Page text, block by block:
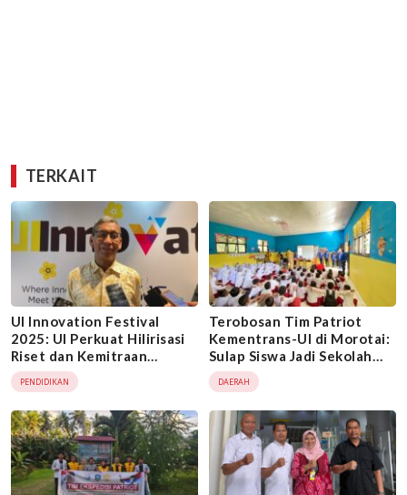
TERKAIT
UI Innovation Festival
2025: UI Perkuat Hilirisasi
Riset dan Kemitraan
Industri untuk Motor
Inovasi Nasional
PENDIDIKAN
Terobosan Tim Patriot
Kementrans-UI di Morotai:
Sulap Siswa Jadi Sekolah
Siaga Bencana
DAERAH